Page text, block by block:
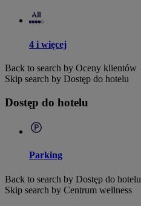
4 i więcej
Back to search by Oceny klientów
Skip search by Dostęp do hotelu
Dostęp do hotelu
Parking
Back to search by Dostęp do hotelu
Skip search by Centrum wellness